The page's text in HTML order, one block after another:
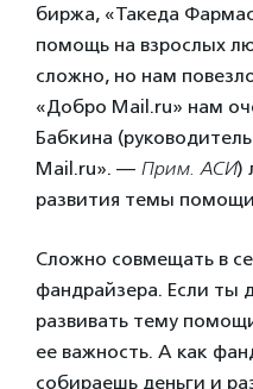
биржа, «Такеда
помощь на взрослых
сложно, но нам
«Добро Mail.ru» нам
Бабкина
Mail.ru». — Прим. АСИ)
развития темы
Сложно совмещать в
фандрайзера. Если ты
развивать тему
ее важность. А как
собираешь деньги и